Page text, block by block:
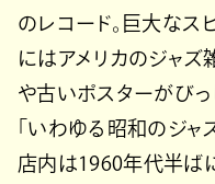
のレコード。巨大なス
にはアメリカのジャズ
や古いポスターがびっ
「いわゆる昭和のジャ
店内は1960年代半ば